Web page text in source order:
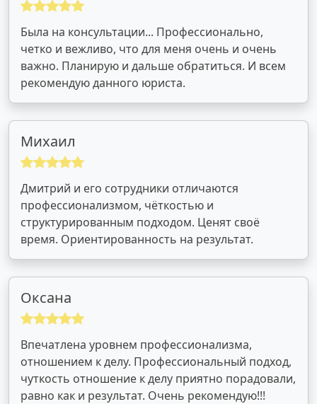
Была на консультации... Профессионально,
четко и вежливо, что для меня очень и очень
важно. Планирую и дальше обратиться. И всем
рекомендую данного юриста.
Михаил
Дмитрий и его сотрудники отличаются
профессионализмом, чёткостью и
структурированным подходом. Ценят своё
время. Ориентированность на результат.
Оксана
Впечатлена уровнем профессионализма,
отношением к делу. Профессиональный подход,
чуткость отношение к делу приятно порадовали,
равно как и результат. Очень рекомендую!!!